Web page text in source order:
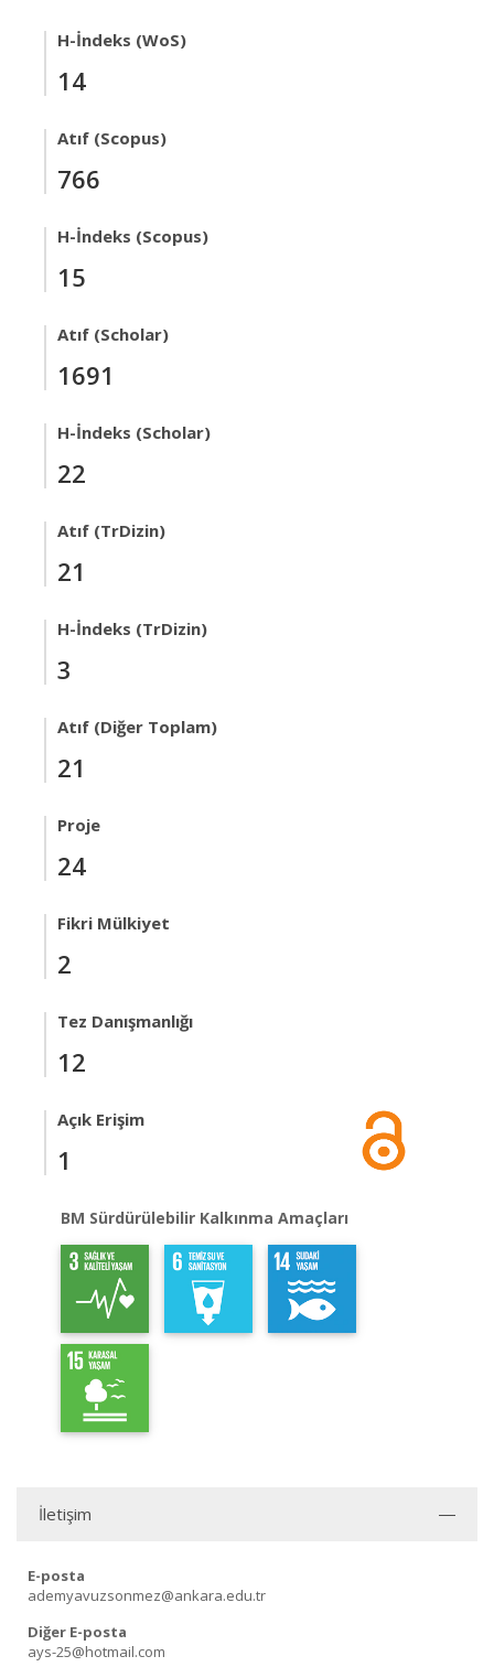
H-İndeks (WoS)
14
Atıf (Scopus)
766
H-İndeks (Scopus)
15
Atıf (Scholar)
1691
H-İndeks (Scholar)
22
Atıf (TrDizin)
21
H-İndeks (TrDizin)
3
Atıf (Diğer Toplam)
21
Proje
24
Fikri Mülkiyet
2
Tez Danışmanlığı
12
Açık Erişim
1
BM Sürdürülebilir Kalkınma Amaçları
İletişim
E-posta
ademyavuzsonmez@ankara.edu.tr
Diğer E-posta
ays-25@hotmail.com